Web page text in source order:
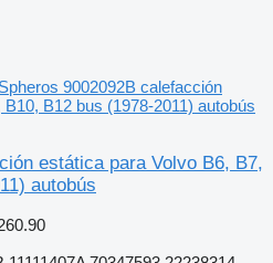
Spheros 9002092B calefacción
B12 bus (1978-2011) autobús
estática para Volvo B6, B7,
autobús